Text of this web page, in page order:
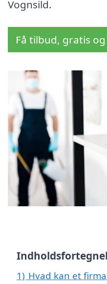
Vognsild.
Få tilbud, gratis
1) Hvad kan et